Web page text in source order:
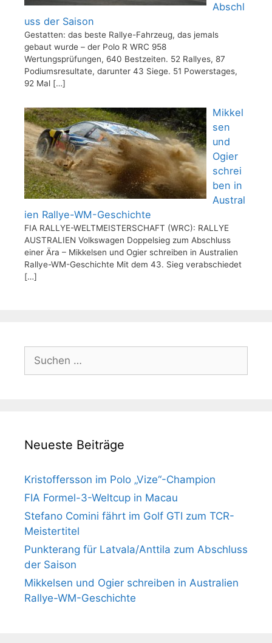
Abschl
uss der Saison
Gestatten: das beste Rallye-Fahrzeug, das jemals
gebaut wurde – der Polo R WRC 958
Wertungsprüfungen, 640 Bestzeiten. 52 Rallyes, 87
Podiumsresultate, darunter 43 Siege. 51 Powerstages,
92 Mal […]
Mikkel
sen
und
Ogier
schrei
ben in
Austral
ien Rallye-WM-Geschichte
FIA RALLYE-WELTMEISTERSCHAFT (WRC): RALLYE
AUSTRALIEN Volkswagen Doppelsieg zum Abschluss
einer Ära – Mikkelsen und Ogier schreiben in Australien
Rallye-WM-Geschichte Mit dem 43. Sieg verabschiedet
[…]
nach:
Neueste Beiträge
Kristoffersson im Polo „Vize“-Champion
FIA Formel-3-Weltcup in Macau
Stefano Comini fährt im Golf GTI zum TCR-
Meistertitel
Punkterang für Latvala/Anttila zum Abschluss
der Saison
Mikkelsen und Ogier schreiben in Australien
Rallye-WM-Geschichte